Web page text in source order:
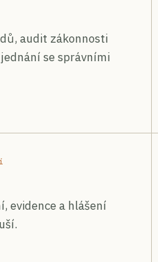
audit zákonnosti
se správními
evidence a hlášení